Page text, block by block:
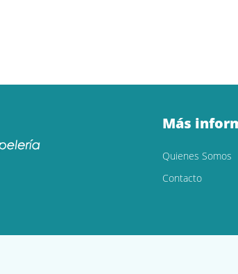
Más
Quienes Somos
Contacto